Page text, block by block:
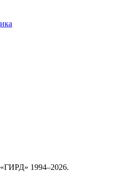
1994–2026.